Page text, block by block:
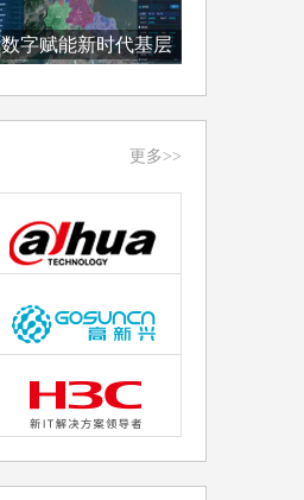
数字赋能新时代基层
更多>>